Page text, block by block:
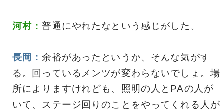
河村：普通にやれたなという感じがした。
長岡：余裕があったというか、そんな気がす
る。回っているメンツが変わらないでしょ。場
所によりますけれども、照明の人とPAの人が
いて、ステージ回りのことをやってくれる人が